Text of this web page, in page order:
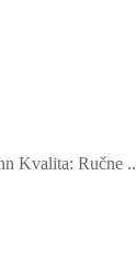
Kvalita: Ručne ..